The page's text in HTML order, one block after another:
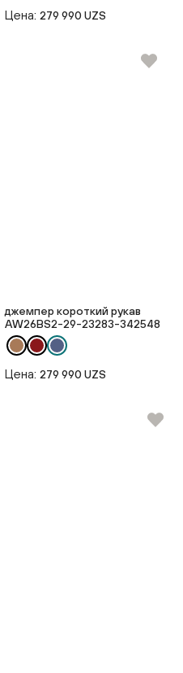
Цена: 279 990 UZS
джемпер короткий рукав
AW26BS2-29-23283-342548
Цена: 279 990 UZS